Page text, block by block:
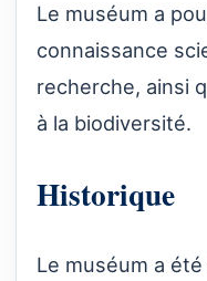
Le muséum a
connaissance
recherche, ainsi
à la biodiversité.
Historique
Le muséum a